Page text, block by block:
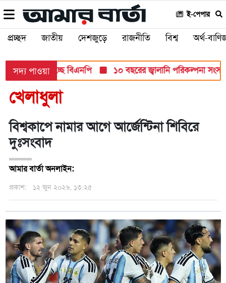
ই-পেপার
প্রচ্ছদ জাতীয় দেশজুড়ে রাজনীতি বিশ্ব অর্থ-
সদ্য পাওয়া
মনোনয়ন দিচ্ছে বিএনপি ১০ বছরের জ্বালানি পরিকল্পনা সংসদে
খেলাধুলা
বিশ্বকাপে নামার আগে আর্জেন্টিনা শিবিরে
দুঃসংবাদ
আমার বার্তা অনলাইন:
প্রকাশ: ১২ জুন ২০২৬, ১৩:২৫